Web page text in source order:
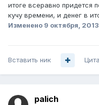
итоге всеравно придется
кучу времени, и денег в
Изменено 9 октября, 2013
Вставить ник
palich